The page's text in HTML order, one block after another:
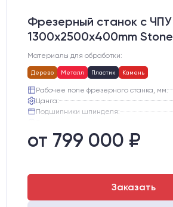
Фрезерный станок с ЧПУ
1300x2500x400mm Stone
Материалы для обработки:
Дерево Металл Пластик Камень
Рабочее поле фрезерного станка, мм:
Цанга:
Подшипники шпинделя:
Стол:
Двигатели:
от 799 000 ₽
Заказать